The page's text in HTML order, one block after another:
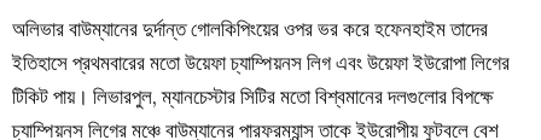
অলিভার বাউম্যানের দুর্দান্ত গোলকিপিংয়ের ওপর ভর করে হফেনহাইম তাদের
ইতিহাসে প্রথমবারের মতো উয়েফা চ্যাম্পিয়নস লিগ এবং উয়েফা ইউরোপা লিগের
টিকিট পায়। লিভারপুল, ম্যানচেস্টার সিটির মতো বিশ্বমানের দলগুলোর বিপক্ষে
চ্যাম্পিয়নস লিগের মঞ্চে বাউম্যানের পারফরম্যান্স তাকে ইউরোপীয় ফুটবলে বেশ